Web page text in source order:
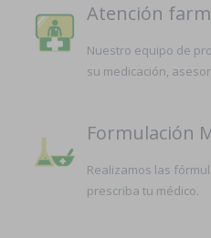
Atención
Nuestro equipo de
su medicación,
Formulación
Realizamos las
prescriba tu médico.